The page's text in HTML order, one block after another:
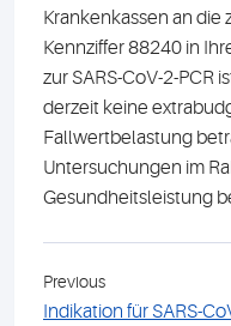
Krankenkassen an die
Kennziffer 88240 in
zur SARS-CoV-2-PCR
derzeit keine
Fallwertbelastung
Untersuchungen im
Gesundheitsleistung
Previous
Indikation für SARS-